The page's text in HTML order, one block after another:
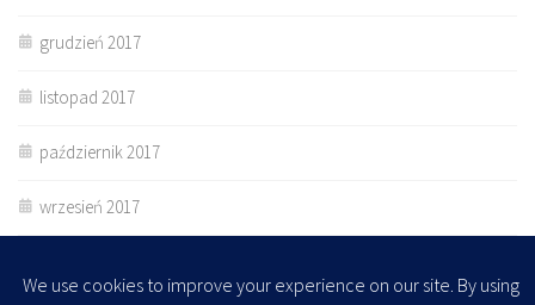
grudzień 2017
listopad 2017
październik 2017
wrzesień 2017